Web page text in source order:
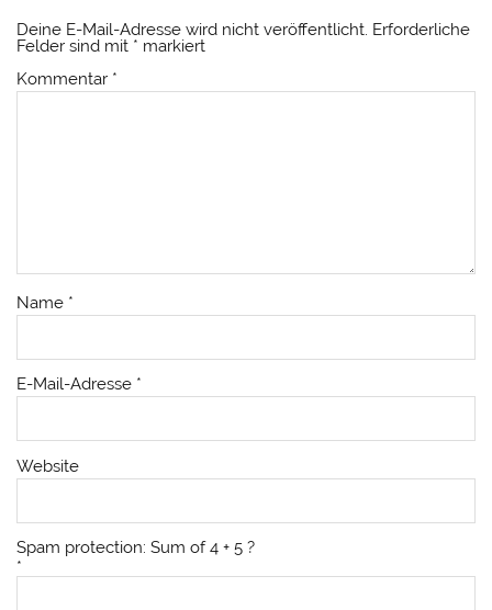
Deine E-Mail-Adresse wird nicht veröffentlicht. Erforderliche
Felder sind mit * markiert
Kommentar *
Name *
E-Mail-Adresse *
Website
Spam protection: Sum of 4 + 5 ?
*